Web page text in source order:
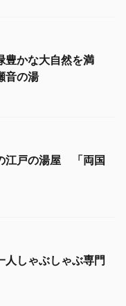
豊かな大自然を満
の湯
江戸の湯屋 「両国
人しゃぶしゃぶ専門